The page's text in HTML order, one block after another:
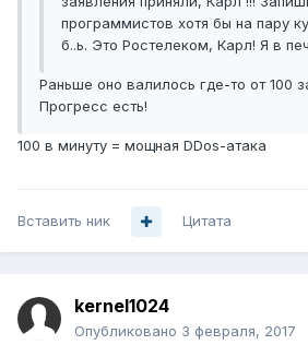
программистов хотя бы на пару
б..ь. Это Ростелеком, Карл! Я в
Раньше оно валилось где-то от 100
Прогресс есть!
100 в минуту = мощная DDos-атака
Вставить ник Цитата
kernel1024
Опубликовано 3 февраля, 2017